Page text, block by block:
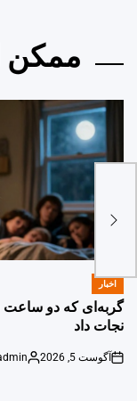
ممکن
POSTED
IN
اخبار
گربه‌ای که دو ساعت
نجات داد
on
آگوست 5, 2026
Posted